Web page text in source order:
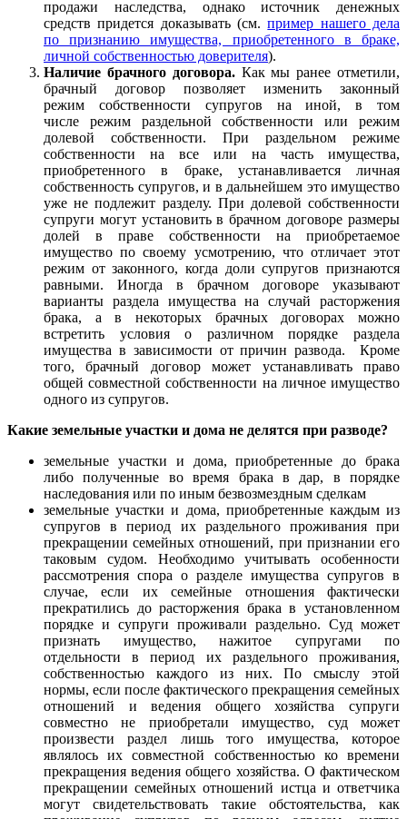
продажи наследства, однако источник денежных
средств придется доказывать (см.пример нашего дела
по признанию имущества, приобретенного в браке,
личной собственностью доверителя).
Наличие брачного договора.Как мы ранее отметили,
брачный договор позволяет изменить законный
режим собственности супругов на иной, в том
числе режим раздельной собственности или режим
долевой собственности. При раздельном режиме
собственности на все или на часть имущества,
приобретенного в браке, устанавливается личная
собственность супругов, и в дальнейшем это имущество
уже не подлежит разделу. При долевой собственности
супруги могут установить в брачном договоре размеры
долей в праве собственности на приобретаемое
имущество по своему усмотрению, что отличает этот
режим от законного, когда доли супругов признаются
равными. Иногда в брачном договоре указывают
варианты раздела имущества на случай расторжения
брака, а в некоторых брачных договорах можно
встретить условия о различном порядке раздела
имущества в зависимости от причин развода. Кроме
того, брачный договор может устанавливать право
общей совместной собственности на личное имущество
одного из супругов.
Какие земельные участки и дома не делятся при разводе?
земельные участки и дома, приобретенные до брака
либо полученные во время брака в дар, в порядке
наследования или по иным безвозмездным сделкам
земельные участки и дома, приобретенные каждым из
супругов в период их раздельного проживания при
прекращении семейных отношений, при признании его
таковым судом. Необходимо учитывать особенности
рассмотрения спора о разделе имущества супругов в
случае, если их семейные отношения фактически
прекратились до расторжения брака в установленном
порядке и супруги проживали раздельно. Суд может
признать имущество, нажитое супругами по
отдельности в период их раздельного проживания,
собственностью каждого из них. По смыслу этой
нормы, если после фактического прекращения семейных
отношений и ведения общего хозяйства супруги
совместно не приобретали имущество, суд может
произвести раздел лишь того имущества, которое
являлось их совместной собственностью ко времени
прекращения ведения общего хозяйства. О фактическом
прекращении семейных отношений истца и ответчика
могут свидетельствовать такие обстоятельства, как